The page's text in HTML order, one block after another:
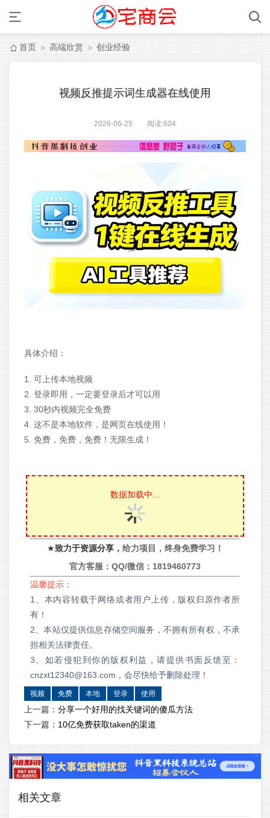
首页 > 高端欣赏 > 创业经验
视频反推提示词生成器在线使用
2026-06-25 阅读:604
具体介绍：
1. 可上传本地视频
2. 登录即用，一定要登录后才可以用
3. 30秒内视频完全免费
4. 这不是本地软件，是网页在线使用！
5. 免费，免费，免费！‍无限生成！
数据加载中...
★致力于资源分享， 给力项目，终身免费学习！
官方客服：QQ/微信： 1819460773
温馨提示：
1、本内容转载于网络或者用户上传，版权归原作者所
有！
2、本站仅提供信息存储空间服务，不拥有所有权，不承
担相关法律责任。
3、如若侵犯到你的版权利益，请提供书面反馈至：
cnzxt12340@163.com，会尽快给予删除处理！
视频 免费 本地 登录 使用
上一篇： 分享一个好用的找关键词的傻瓜方法
下一篇： 10亿免费获取taken的渠道
相关文章